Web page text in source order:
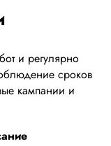
и регулярно
сроков
кампании и